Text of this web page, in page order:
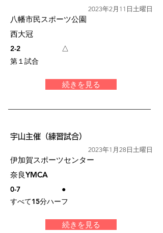
2023年2月11日土曜日
八幡市民スポーツ公園
西大冠
2-2
△
第１試合
続きを見る
宇山主催（練習試合）
2023年1月28日土曜日
伊加賀スポーツセンター
奈良YMCA
0-7
●
すべて15分ハーフ
続きを見る